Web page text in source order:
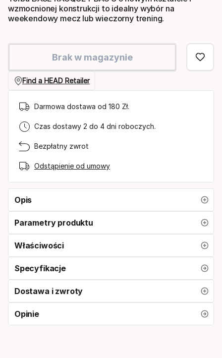
wzmocnionej konstrukcji to idealny wybór na
weekendowy mecz lub wieczorny trening.
Brak w magazynie
Find a HEAD Retailer
Darmowa dostawa od 180 Zł.
Czas dostawy 2 do 4 dni roboczych.
Bezpłatny zwrot
Odstąpienie od umowy
Opis
Parametry produktu
Właściwości
Specyfikacje
Dostawa i zwroty
Opinie